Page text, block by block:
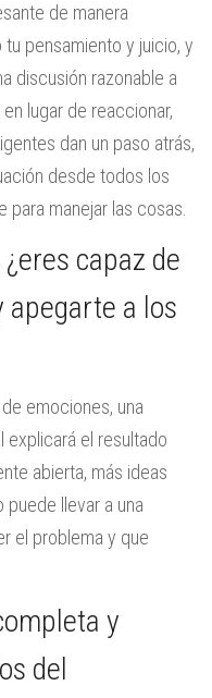
de manera
pensamiento y juicio, y
discusión razonable a
lugar de reaccionar,
dan un paso atrás,
desde todos los
manejar las cosas.
capaz de
apegarte a los
emociones, una
explicará el resultado
abierta, más ideas
puede llevar a una
el problema y que
y
del